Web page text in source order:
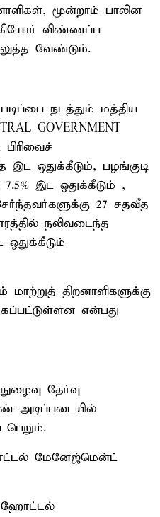
மூன்றாம் பாலின
விண்ணப்ப
வேண்டும்.
நடத்தும் மத்திய
GOVERNMENT
இட ஒதுக்கீடும், பழங்குடி
7.5% இட ஒதுக்கீடும் ,
27 சதவீத
நலிவடைந்த
ஒதுக்கீடும்
மாற்றுத் திறனாளிகளுக்கு
என்பது
தேர்வு
அடிப்படையில்
மேனேஜ்மென்ட்
ஹோட்டல்